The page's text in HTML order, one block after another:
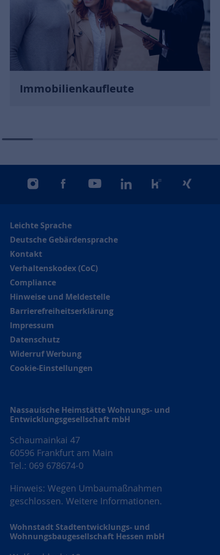
Immobilienkaufleute
instagramfacebookyoutubelinkedinkununuxing
Leichte Sprache
Deutsche Gebärdensprache
Kontakt
Verhaltenskodex (CoC)
Compliance
Hinweise und Meldestelle
Barrierefreiheitserklärung
Impressum
Datenschutz
Widerruf Werbung
Cookie-Einstellungen
Nassauische Heimstätte Wohnungs- und
Entwicklungsgesellschaft mbH
Schaumainkai 47
60596 Frankfurt am Main
Tel.: 069 678674-0
Hinweis: Wegen Umbaumaßnahmen
geschlossen. Weitere Informationen.
Wohnstadt Stadtentwicklungs- und
Wohnungsbaugesellschaft Hessen mbH